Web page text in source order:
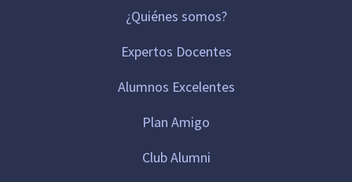
¿Quiénes somos?
Expertos Docentes
Alumnos Excelentes
Plan Amigo
Club Alumni